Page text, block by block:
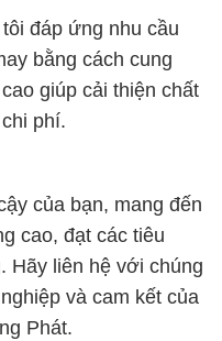
đáp ứng nhu cầu
bằng cách cung
giúp cải thiện chất
phí.
của bạn, mang đến
cao, đạt các tiêu
Hãy liên hệ với chúng
và cam kết của
Phát.